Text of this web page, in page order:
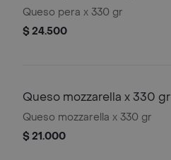
Queso pera x 330 gr
$ 24.500
Queso mozzarella x 330 gr
Queso mozzarella x 330 gr
$ 21.000